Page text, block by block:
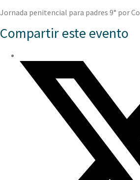
Jornada penitencial para padres 9° por
Compartir este evento